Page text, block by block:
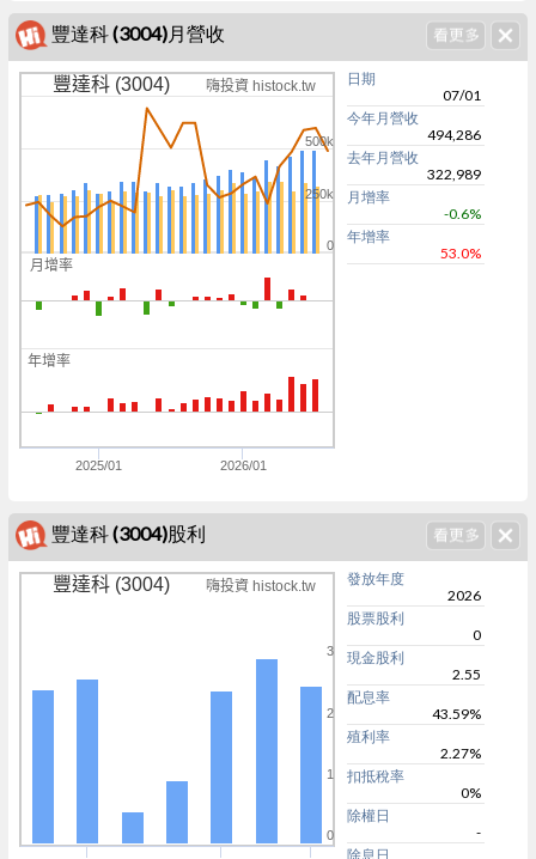
豐達科 (3004)月營收
月增率
年增率
豐達科 (3004) 嗨投資 histock.tw
2025/01 2026/01
0
250k
500k
日期
07/01
今年月營收
494,286
去年月營收
322,989
月增率
-0.6%
年增率
53.0%
豐達科 (3004)股利
豐達科 (3004) 嗨投資 histock.tw
0
1
2
3
發放年度
2026
股票股利
0
現金股利
2.55
配息率
43.59%
殖利率
2.27%
扣抵稅率
0%
除權日
-
除息日